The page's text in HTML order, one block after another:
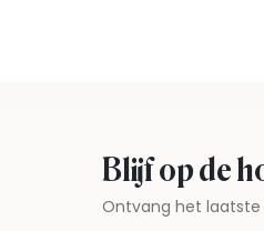
Blijf op de
Ontvang het laatste